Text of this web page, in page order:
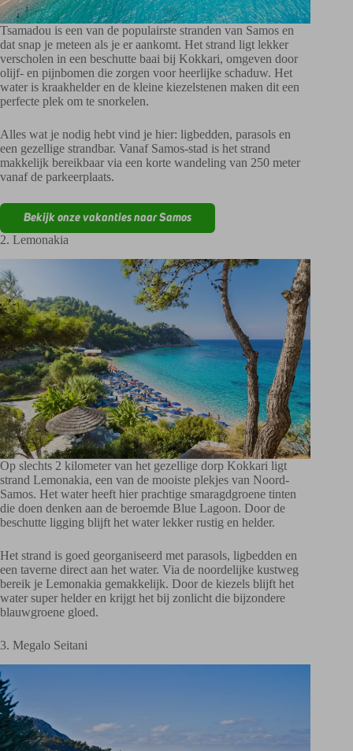
Tsamadou is een van de populairste stranden van Samos en
dat snap je meteen als je er aankomt. Het strand ligt lekker
verscholen in een beschutte baai bij Kokkari, omgeven door
olijf- en pijnbomen die zorgen voor heerlijke schaduw. Het
water is kraakhelder en de kleine kiezelstenen maken dit een
perfecte plek om te snorkelen.
Alles wat je nodig hebt vind je hier: ligbedden, parasols en
een gezellige strandbar. Vanaf Samos-stad is het strand
makkelijk bereikbaar via een korte wandeling van 250 meter
vanaf de parkeerplaats.
Bekijk onze vakanties naar Samos
2. Lemonakia
Op slechts 2 kilometer van het gezellige dorp Kokkari ligt
strand Lemonakia, een van de mooiste plekjes van Noord-
Samos. Het water heeft hier prachtige smaragdgroene tinten
die doen denken aan de beroemde Blue Lagoon. Door de
beschutte ligging blijft het water lekker rustig en helder.
Het strand is goed georganiseerd met parasols, ligbedden en
een taverne direct aan het water. Via de noordelijke kustweg
bereik je Lemonakia gemakkelijk. Door de kiezels blijft het
water super helder en krijgt het bij zonlicht die bijzondere
blauwgroene gloed.
3. Megalo Seitani